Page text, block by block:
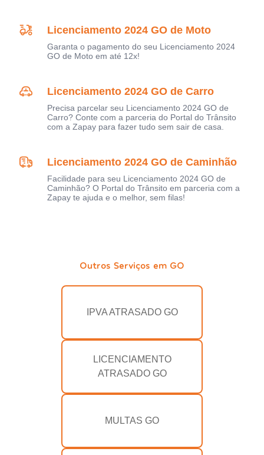
Licenciamento 2024 GO de Moto
Garanta o pagamento do seu Licenciamento 2024
GO de Moto em até 12x!
Licenciamento 2024 GO de Carro
Precisa parcelar seu Licenciamento 2024 GO de
Carro? Conte com a parceria do Portal do Trânsito
com a Zapay para fazer tudo sem sair de casa.
Licenciamento 2024 GO de Caminhão
Facilidade para seu Licenciamento 2024 GO de
Caminhão? O Portal do Trânsito em parceria com a
Zapay te ajuda e o melhor, sem filas!
Outros Serviços em GO
IPVA ATRASADO GO
LICENCIAMENTO
ATRASADO GO
MULTAS GO